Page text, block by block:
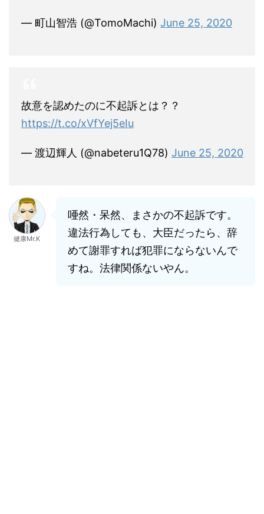
— 町山智浩 (@TomoMachi) June 25, 2020
故意を認めたのに不起訴とは？？
https://t.co/xVfYej5eIu
— 渡辺輝人 (@nabeteru1Q78) June 25, 2020
健康Mr.K
唖然・呆然、まさかの不起訴です。
違法行為しても、大臣だったら、辞
めて謝罪すれば犯罪にならないんで
すね。法律関係ないやん。